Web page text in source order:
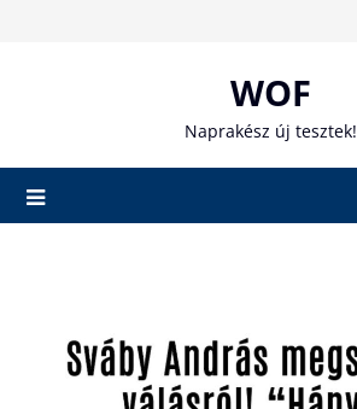
WOF
Naprakész új tesztek!